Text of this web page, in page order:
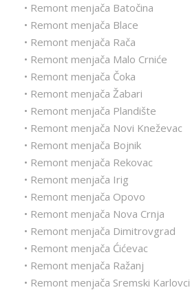
• Remont menjača Batočina
• Remont menjača Blace
• Remont menjača Rača
• Remont menjača Malo Crniće
• Remont menjača Čoka
• Remont menjača Žabari
• Remont menjača Plandište
• Remont menjača Novi Kneževac
• Remont menjača Bojnik
• Remont menjača Rekovac
• Remont menjača Irig
• Remont menjača Opovo
• Remont menjača Nova Crnja
• Remont menjača Dimitrovgrad
• Remont menjača Ćićevac
• Remont menjača Ražanj
• Remont menjača Sremski Karlovci